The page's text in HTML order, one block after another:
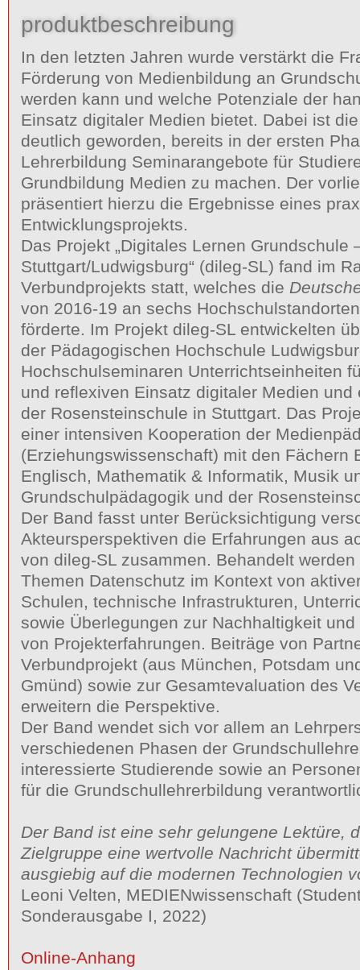
produktbeschreibung
In den letzten Jahren wurde verstärkt die
Förderung von Medienbildung an
werden kann und welche Potenziale der
Einsatz digitaler Medien bietet. Dabei ist
deutlich geworden, bereits in der ersten
Lehrerbildung Seminarangebote für
Grundbildung Medien zu machen. Der
präsentiert hierzu die Ergebnisse eines
Entwicklungsprojekts.
Das Projekt „Digitales Lernen Grundschule
Stuttgart/Ludwigsburg“ (dileg-SL) fand im
Verbundprojekts statt, welches die
von 2016-19 an sechs
förderte. Im Projekt dileg-SL entwickelten
der Pädagogischen Hochschule
Hochschulseminaren Unterrichtseinheiten
und reflexiven Einsatz digitaler Medien und
der Rosensteinschule in Stuttgart. Das
einer intensiven Kooperation der
(Erziehungswissenschaft) mit den Fächern
Englisch, Mathematik & Informatik, Musik
Grundschulpädagogik und der
Der Band fasst unter Berücksichtigung
Akteursperspektiven die Erfahrungen aus
von dileg-SL zusammen. Behandelt
Themen Datenschutz im Kontext von
Schulen, technische Infrastrukturen,
sowie Überlegungen zur Nachhaltigkeit
von Projekterfahrungen. Beiträge von
Verbundprojekt (aus München, Potsdam
Gmünd) sowie zur Gesamtevaluation des
erweitern die Perspektive.
Der Band wendet sich vor allem an
verschiedenen Phasen der
interessierte Studierende sowie an
für die Grundschullehrerbildung
Der Band ist eine sehr gelungene Lektüre,
Zielgruppe eine wertvolle Nachricht
ausgiebig auf die modernen Technologien
Leoni Velten, MEDIENwissenschaft
Sonderausgabe I, 2022)
Online-Anhang